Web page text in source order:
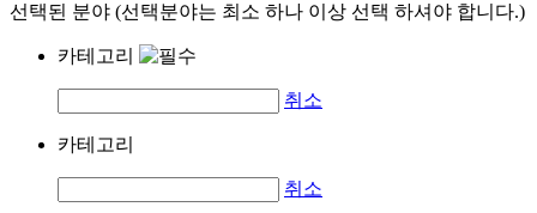
선택된 분야 (선택분야는 최소 하나 이상 선택 하셔야 합니다.)
카테고리
취소
카테고리
취소